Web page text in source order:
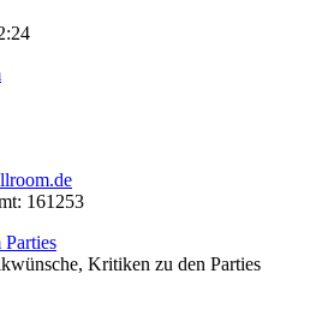
161253
Kritiken zu den Parties